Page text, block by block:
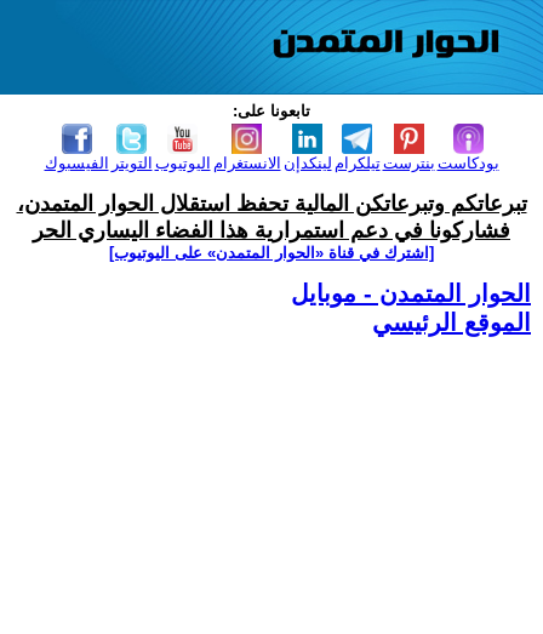
تابعونا على:
الفيسبوك التويتر اليوتيوب الانستغرام لينكدإن تيلكرامبنترست بودكاست
تبرعاتكم وتبرعاتكن المالية تحفظ استقلال الحوار المتمدن،
فشاركونا في دعم استمرارية هذا الفضاء اليساري الحر
[اشترك في قناة ‫«الحوار المتمدن» على اليوتيوب]
الحوار المتمدن - موبايل
الموقع الرئيسي